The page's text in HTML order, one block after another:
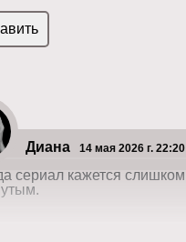
Диана 14 мая 2026 г. 22:20
сериал кажется слишком